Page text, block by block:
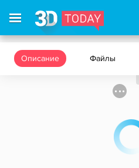
Описание Файлы